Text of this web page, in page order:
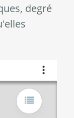
degré